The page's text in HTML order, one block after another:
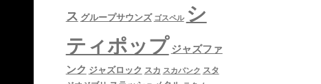
ス グループサウンズ ゴスペル シ
ティポップ ジャズファ
ンク ジャズロック スカ スカパンク スタ